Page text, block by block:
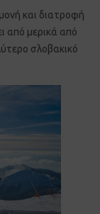
και διατροφή
από μερικά από
σλοβακικό